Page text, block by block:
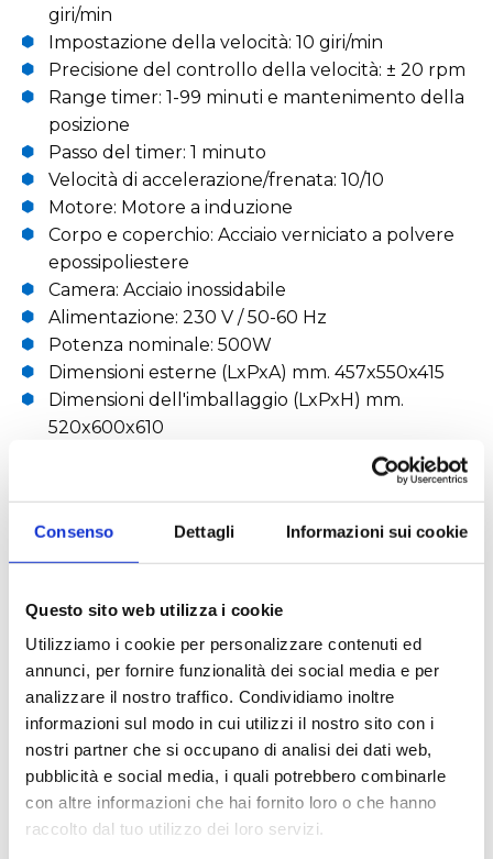
Consenso Dettagli Informazioni sui cookie
Questo sito web utilizza i cookie
Utilizziamo i cookie per personalizzare contenuti ed
annunci, per fornire funzionalità dei social media e per
analizzare il nostro traffico. Condividiamo inoltre
informazioni sul modo in cui utilizzi il nostro sito con i
nostri partner che si occupano di analisi dei dati web,
pubblicità e social media, i quali potrebbero combinarle
con altre informazioni che hai fornito loro o che hanno
raccolto dal tuo utilizzo dei loro servizi.
giri/min
Impostazione della velocità: 10 giri/min
Precisione del controllo della velocità: ± 20 rpm
Range timer: 1-99 minuti e mantenimento della
posizione
Passo del timer: 1 minuto
Velocità di accelerazione/frenata: 10/10
Motore: Motore a induzione
Corpo e coperchio: Acciaio verniciato a polvere
epossipoliestere
Camera: Acciaio inossidabile
Alimentazione: 230 V / 50-60 Hz
Potenza nominale: 500W
Dimensioni esterne (LxPxA) mm. 457x550x415
Dimensioni dell'imballaggio (LxPxH) mm.
520x600x610
SPECIFICHE NF 1200 REFRIGERATA
RICHIEDI UN PREVENTIVO
Caratteristiche tecniche
Sistema di controllo a microprocessore
programmabile N-Prime™ per operazioni precise e
affidabili.